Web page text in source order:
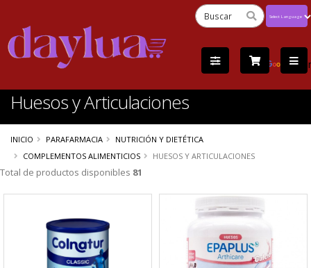
by
Huesos y Articulaciones
INICIO PARAFARMACIA
NUTRICIÓN Y DIETÉTICA
COMPLEMENTOS ALIMENTICIOS
HUESOS Y ARTICULACIONES
Total de productos disponibles 81